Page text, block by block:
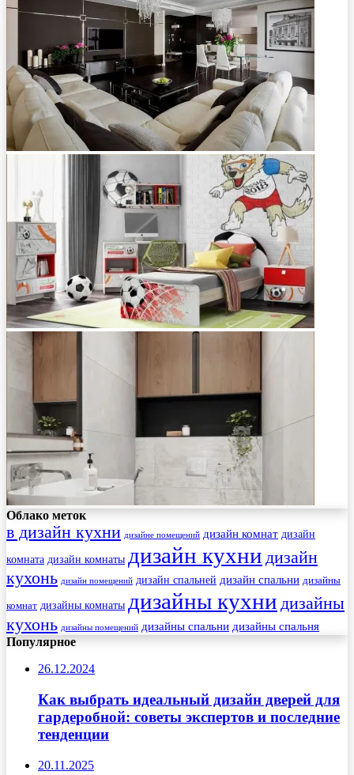
Облако меток
в дизайн кухни дизайне помещений дизайн комнат дизайн
комната дизайн комнаты дизайн кухни дизайн
кухонь дизайн помещений дизайн спальней дизайн спальни дизайны
комнат дизайны комнаты дизайны кухни дизайны
кухонь дизайны помещений дизайны спальни дизайны спальня
Популярное
26.12.2024
Как выбрать идеальный дизайн дверей для
гардеробной: советы экспертов и последние
тенденции
20.11.2025